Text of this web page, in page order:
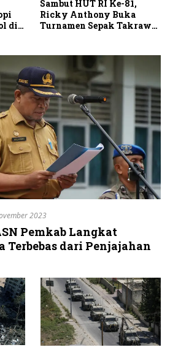
di
Sambut HUT RI Ke-81,
Ricky Anthony Buka
Turnamen Sepak Takraw
2023
Pemkab Langkat
Terbebas dari Penjajahan